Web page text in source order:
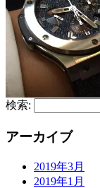
検索:
アーカイブ
2019年3月
2019年1月